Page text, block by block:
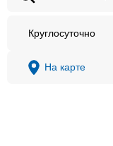
Круглосуточно
На карте